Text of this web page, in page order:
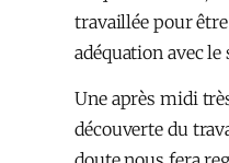
travaillée pour
adéquation avec le
Une après midi
découverte du